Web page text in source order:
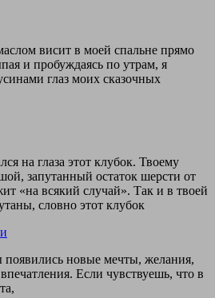
висит в моей спальне прямо
и пробуждаясь по утрам, я
глаз моих сказочных
на глаза этот клубок. Твоему
запутанный остаток шерсти от
«на всякий случай». Так и в твоей
словно этот клубок
новые мечты, желания,
Если чувствуешь, что в